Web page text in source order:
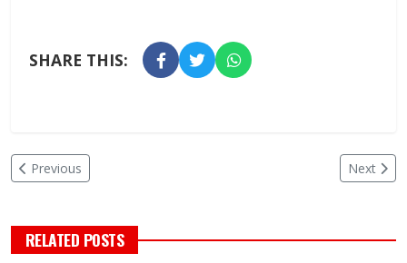
SHARE THIS:
Previous Next
RELATED POSTS